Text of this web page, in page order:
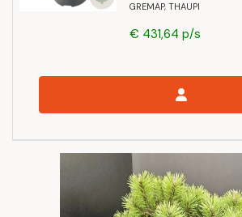
GREMAP, THAUPI
€ 431,64 p/s